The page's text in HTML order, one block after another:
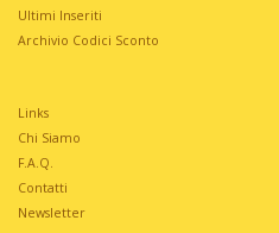
Ultimi Inseriti
Archivio Codici Sconto
Links
Chi Siamo
F.A.Q.
Contatti
Newsletter